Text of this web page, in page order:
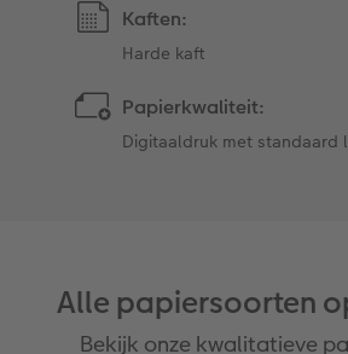
Kaften:
Harde kaft
Papierkwaliteit:
Digitaaldruk met standaard
Alle papiersoorten
Bekijk onze kwalitatieve